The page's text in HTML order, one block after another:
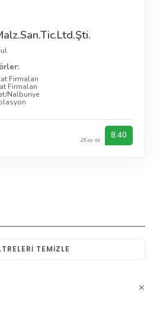
Firmaları
Firmaları
Nalburiye
25 oy ile 8.40
TEMIZLE